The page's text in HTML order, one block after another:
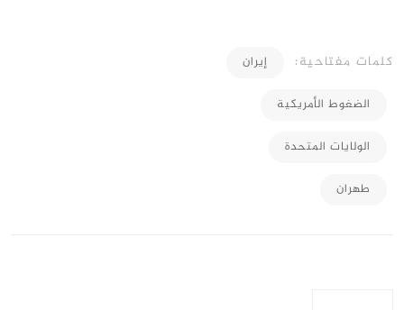
كلمات مفتاحية: إيران
الضغوط الأمريكية
الولايات المتحدة
طهران